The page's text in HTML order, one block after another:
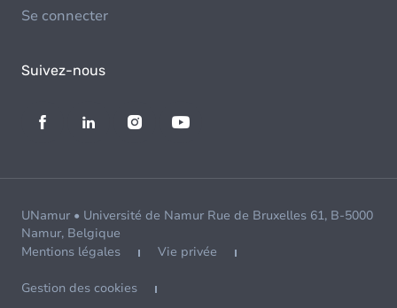
Se connecter
Suivez-nous
UNamur • Université de Namur Rue de Bruxelles 61, B-5000
Namur, Belgique
Mentions légales
Vie privée
Gestion des cookies